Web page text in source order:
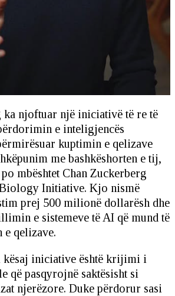
njoftuar një iniciativë të re të
e inteligjencës
kuptimin e qelizave
me bashkëshorten e tij,
mbështet Chan Zuckerberg
Initiative. Kjo nismë
prej 500 milionë dollarësh dhe
e sistemeve të AI që mund të
qelizave.
iniciative është krijimi i
që pasqyrojnë saktësisht si
njerëzore. Duke përdorur sasi